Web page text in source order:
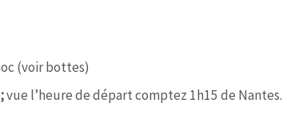
(voir bottes)
vue l’heure de départ comptez 1h15 de Nantes.